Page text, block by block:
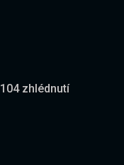
104 zhlédnutí